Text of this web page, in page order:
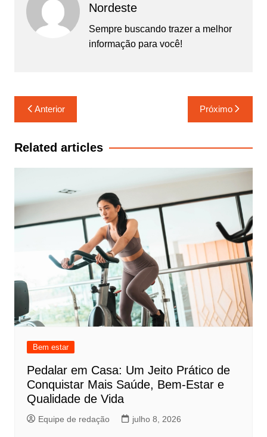
Nordeste
Sempre buscando trazer a melhor
informação para você!
Navegação
de
Post
Anterior Próximo
Related articles
Bem estar
Pedalar em Casa: Um Jeito Prático de
Conquistar Mais Saúde, Bem-Estar e
Qualidade de Vida
Equipe de redação julho 8, 2026